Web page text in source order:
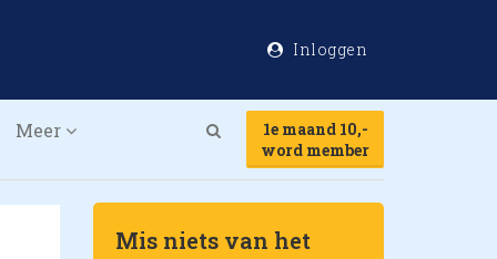
Inloggen
Meer
1e maand 10,-
word member
Mis niets van het